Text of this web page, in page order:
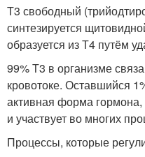
Т3 свободный
синтезируется
образуется из Т4 путём
99% Т3 в организме
кровотоке. Оставшийся
активная форма гормона,
и участвует во многих
Процессы, которые